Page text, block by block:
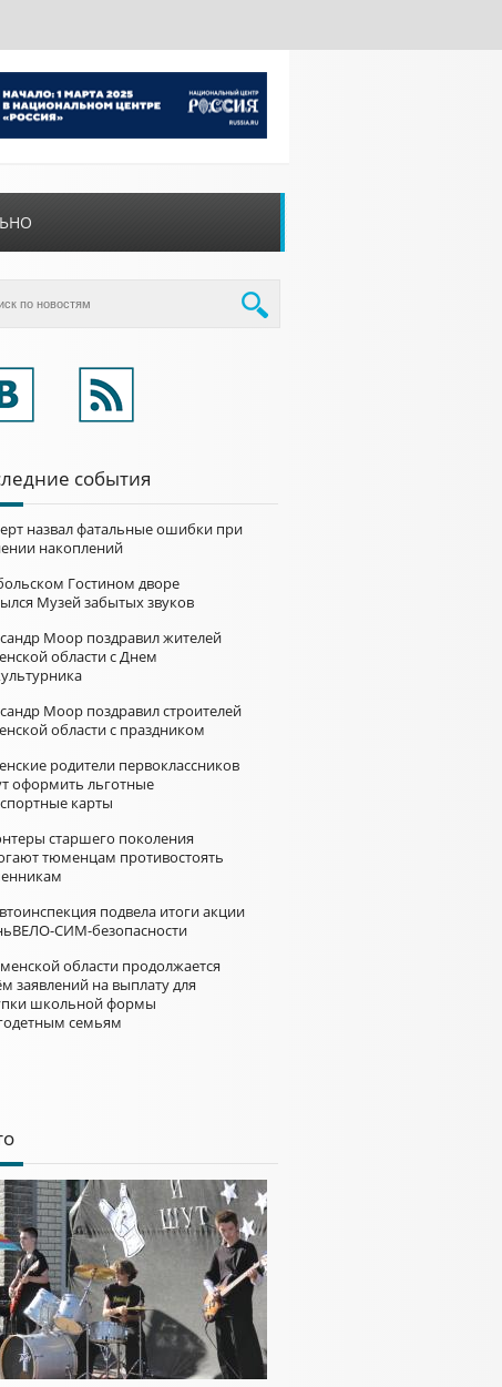
события
назвал фатальные ошибки при
накоплений
Гостином дворе
Музей забытых звуков
Моор поздравил жителей
области с Днем
Моор поздравил строителей
области с праздником
родители первоклассников
оформить льготные
карты
старшего поколения
тюменцам противостоять
подвела итоги акции
СИМ-безопасности
области продолжается
заявлений на выплату для
школьной формы
семьям